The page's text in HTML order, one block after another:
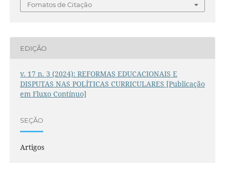
Fomatos de Citação
EDIÇÃO
v. 17 n. 3 (2024): REFORMAS EDUCACIONAIS E
DISPUTAS NAS POLÍTICAS CURRICULARES [Publicação
em Fluxo Contínuo]
SEÇÃO
Artigos